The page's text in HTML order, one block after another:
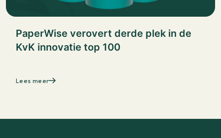
PaperWise verovert derde plek in de
KvK innovatie top 100
Lees meer